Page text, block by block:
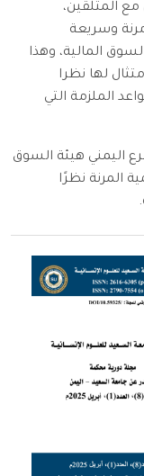
المتلقين،
وسريعة
المالية، وهذا
لها نظرا
الملزمة التي
اليمني هيئة السوق
المرنة نظرًا